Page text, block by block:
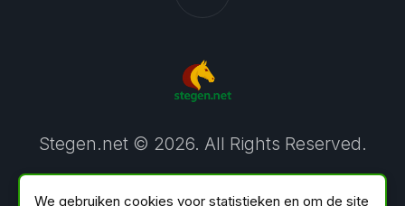
Stegen.net © 2026. All Rights Reserved.
We gebruiken cookies voor statistieken en om de site